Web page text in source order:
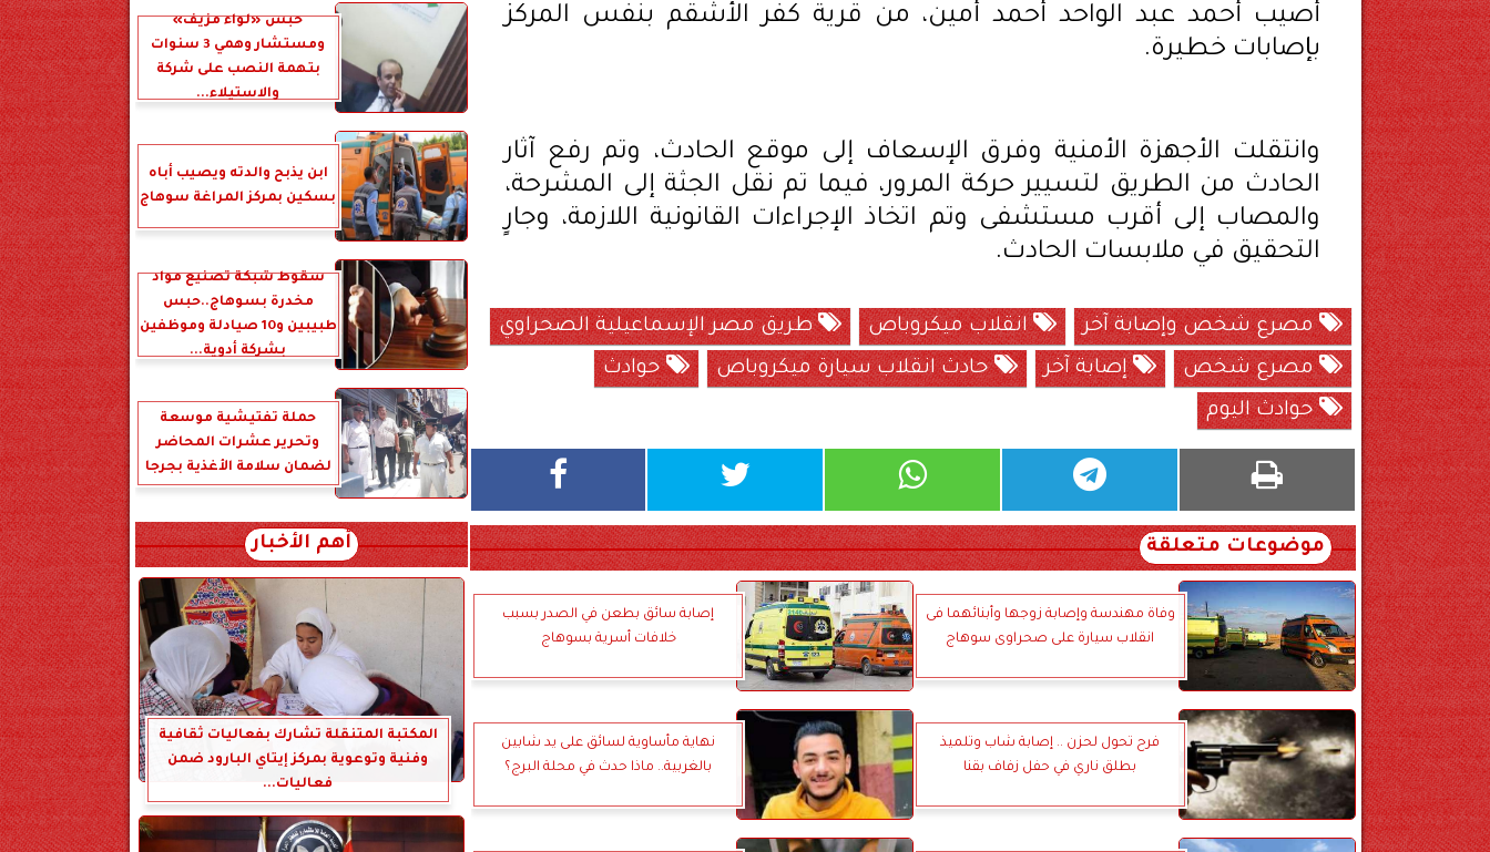
أُصيب أحمد عبد الواحد أحمد أمين، من قرية كفر الأشقم بنفس المركز
بإصابات خطيرة.
وانتقلت الأجهزة الأمنية وفرق الإسعاف إلى موقع الحادث، وتم رفع آثار
الحادث من الطريق لتسيير حركة المرور، فيما تم نقل الجثة إلى المشرحة،
والمصاب إلى أقرب مستشفى وتم اتخاذ الإجراءات القانونية اللازمة، وجارٍ
التحقيق في ملابسات الحادث.
مصرع شخص وإصابة آخر انقلاب ميكروباص
طريق مصر الإسماعيلية الصحراوي
مصرع شخص
إصابة آخر حادث انقلاب سيارة ميكروباص
حوادث
حوادث اليوم
موضوعات متعلقة
وفاة مهندسة وإصابة زوجها وأبنائهما فى
انقلاب سيارة على صحراوى سوهاج
إصابة سائق بطعن في الصدر بسبب
خلافات أسرية بسوهاج
فرح تحول لحزن .. إصابة شاب وتلميذ
بطلق ناري في حفل زفاف بقنا
نهاية مأساوية لسائق على يد شابين
بالغربية.. ماذا حدث في محلة البرج؟
حبس «لواء مزيف»
ومستشار وهمي 3 سنوات
بتهمة النصب على شركة
والاستيلاء...
ابن يذبح والدته ويصيب أباه
بسكين بمركز المراغة سوهاج
سقوط شبكة تصنيع مواد
مخدرة بسوهاج..حبس
طبيبين و10 صيادلة وموظفين
بشركة أدوية...
حملة تفتيشية موسعة
وتحرير عشرات المحاضر
لضمان سلامة الأغذية بجرجا
أهم الأخبار
المكتبة المتنقلة تشارك بفعاليات ثقافية
وفنية وتوعوية بمركز إيتاي البارود ضمن
فعاليات...